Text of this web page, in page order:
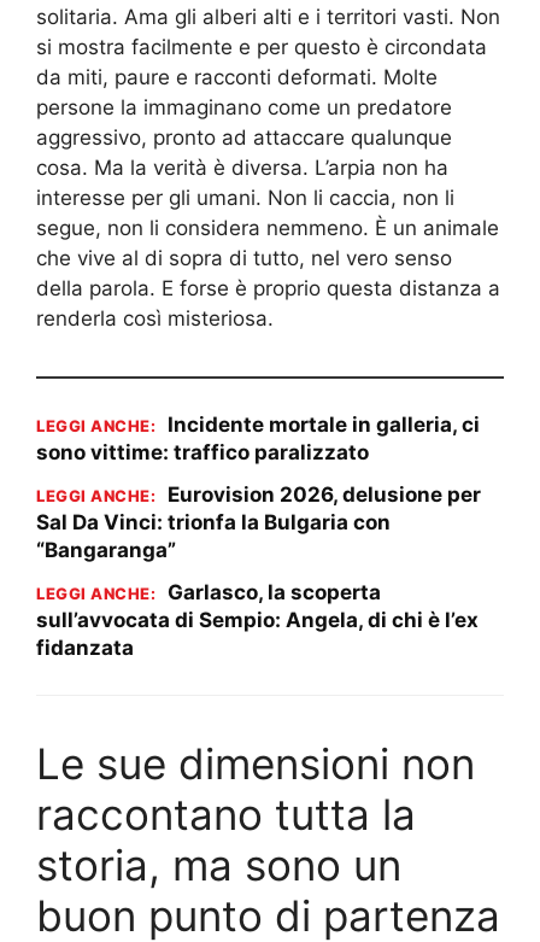
solitaria. Ama gli alberi alti e i territori vasti. Non
si mostra facilmente e per questo è circondata
da miti, paure e racconti deformati. Molte
persone la immaginano come un predatore
aggressivo, pronto ad attaccare qualunque
cosa. Ma la verità è diversa. L’arpia non ha
interesse per gli umani. Non li caccia, non li
segue, non li considera nemmeno. È un animale
che vive al di sopra di tutto, nel vero senso
della parola. E forse è proprio questa distanza a
renderla così misteriosa.
LEGGI ANCHE:
Incidente mortale in galleria, ci
sono vittime: traffico paralizzato
LEGGI ANCHE:
Eurovision 2026, delusione per
Sal Da Vinci: trionfa la Bulgaria con
“Bangaranga”
LEGGI ANCHE:
Garlasco, la scoperta
sull’avvocata di Sempio: Angela, di chi è l’ex
fidanzata
Le sue dimensioni non
raccontano tutta la
storia, ma sono un
buon punto di partenza